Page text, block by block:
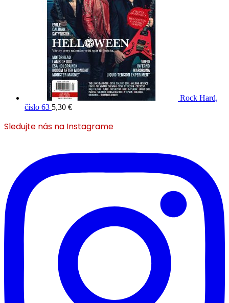
Rock Hard,
číslo 63 5,30 €
Sledujte nás na Instagrame